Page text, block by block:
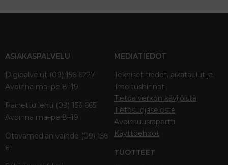
ASIAKASPALVELU
Digipalvelut (09) 156 6227
Avoinna ma–pe 8–19
Painettu lehti (09) 156 665
Avoinna ma–pe 8–19
Otavamedian vaihde (09) 156
61
MEDIATIEDOT
Tekniset tiedot, aikataulut ja
ilmoitushinnat
Tietoa verkon kävijöistä
Tietosuojaseloste
Avoimuusraportti
Käyttöehdot
TUOTTEET